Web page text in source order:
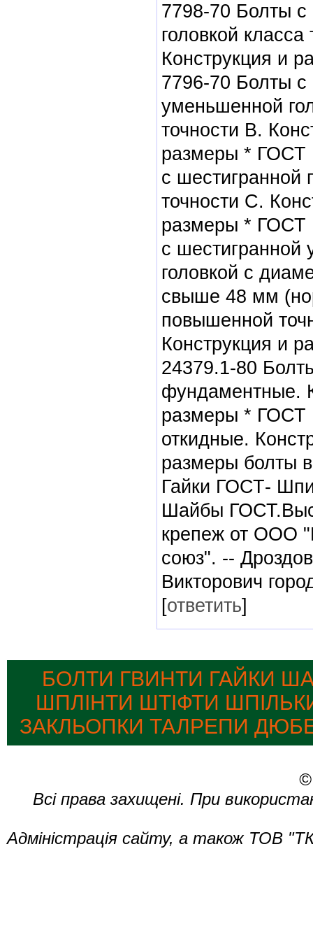
7798-70 Болты с
головкой класса
Конструкция и
7796-70 Болты с
уменьшенной
точности В.
размеры * ГОСТ
с шестигранной
точности С.
размеры * ГОСТ
с шестигранной
головкой с
свыше 48 мм
повышенной
Конструкция и
24379.1-80
фундаментные.
размеры * ГОСТ
откидные.
размеры болты
Гайки ГОСТ-
Шайбы
крепеж от ООО
союз". --
Викторович
[ответить]
БОЛТИ ГВИНТИ ГАЙКИ
ШПЛІНТИ ШТІФТИ
ЗАКЛЬОПКИ ТАЛРЕПИ
©
Всі права захищені. При
Адміністрація сайту, а також ТОВ